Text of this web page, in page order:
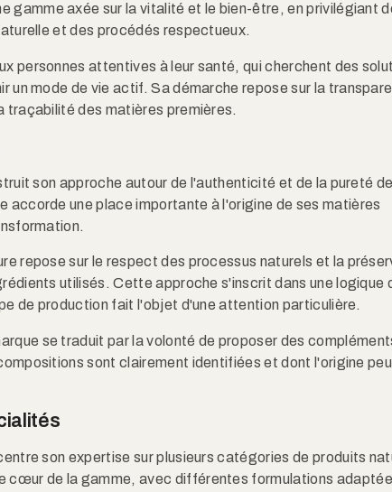
gamme axée sur la vitalité et le bien-être, en privilégiant
et des procédés respectueux.
personnes attentives à leur santé, qui cherchent des
un mode de vie actif. Sa démarche repose sur la
traçabilité des matières premières.
son approche autour de l'authenticité et de la pureté
accorde une place importante à l'origine de ses matières
repose sur le respect des processus naturels et la
utilisés. Cette approche s'inscrit dans une logique
de production fait l'objet d'une attention particulière.
se traduit par la volonté de proposer des
sont clairement identifiées et dont l'origine
son expertise sur plusieurs catégories de produits
cœur de la gamme, avec différentes formulations